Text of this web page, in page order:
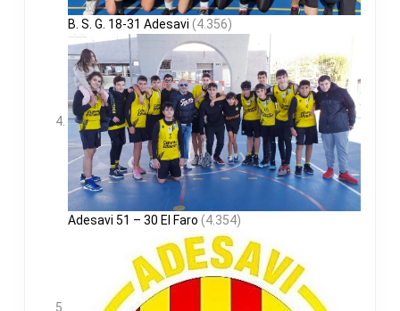
B. S. G. 18-31 Adesavi (4.356)
Adesavi 51 – 30 El Faro (4.354)